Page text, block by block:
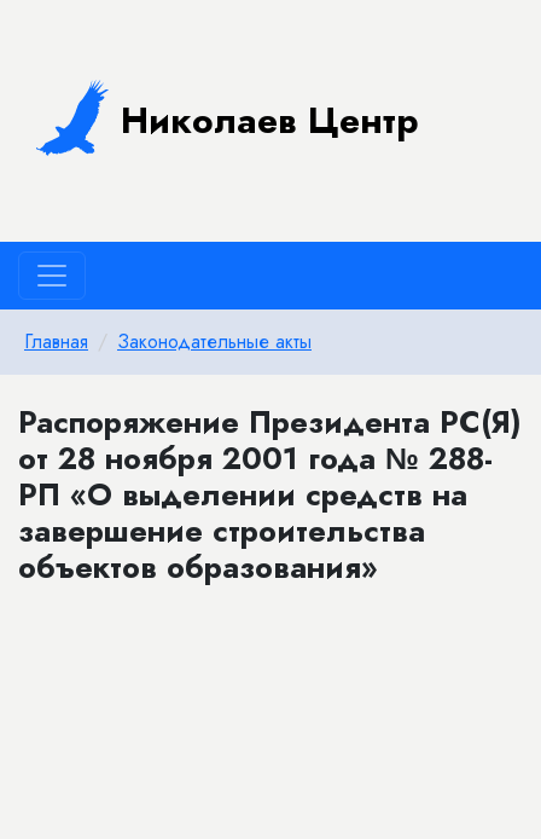
Николаев Центр
Главная Законодательные акты
Распоряжение Президента РС(Я)
от 28 ноября 2001 года № 288-
РП «О выделении средств на
завершение строительства
объектов образования»